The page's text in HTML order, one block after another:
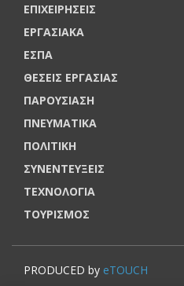
ΕΠΙΧΕΙΡΗΣΕΙΣ
ΕΡΓΑΣΙΑΚΑ
ΕΣΠΑ
ΘΕΣΕΙΣ ΕΡΓΑΣΙΑΣ
ΠΑΡΟΥΣΙΑΣΗ
ΠΝΕΥΜΑΤΙΚΑ
ΠΟΛΙΤΙΚΗ
ΣΥΝΕΝΤΕΥΞΕΙΣ
ΤΕΧΝΟΛΟΓΙΑ
ΤΟΥΡΙΣΜΟΣ
PRODUCED by eTOUCH